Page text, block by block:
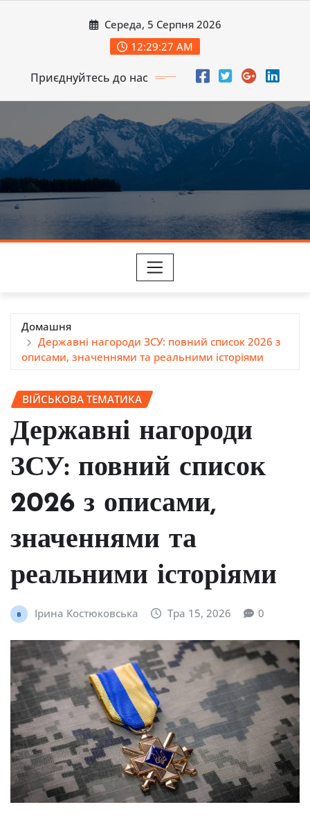
Середа, 5 Серпня 2026
12:29:28 AM
Приєднуйтесь до нас
Домашня
Державні нагороди ЗСУ: повний список 2026 з
описами, значеннями та реальними історіями
ВІЙСЬКОВА ТЕМАТИКА
Державні нагороди
ЗСУ: повний список
2026 з описами,
значеннями та
реальними історіями
Ірина Костюковська Тра 15, 2026 0